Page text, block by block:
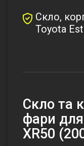
Скло,
Toyota
Cкло та
фари
XR50